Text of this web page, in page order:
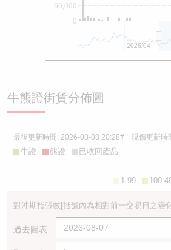
0
60,000
2026/04
牛熊證街貨分佈圖
最後更新時間: 2026-08-08 20:28# 現價更新時
牛證 熊證 已收回產品
100-
1-99
對沖期指張數[括號內為相對前一交易日之變
過去圖表